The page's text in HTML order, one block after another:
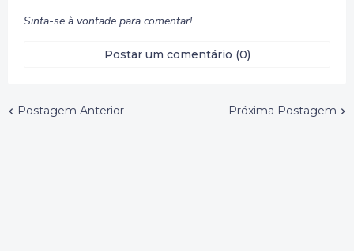
Sinta-se à vontade para comentar!
Postar um comentário (0)
Postagem Anterior Próxima Postagem